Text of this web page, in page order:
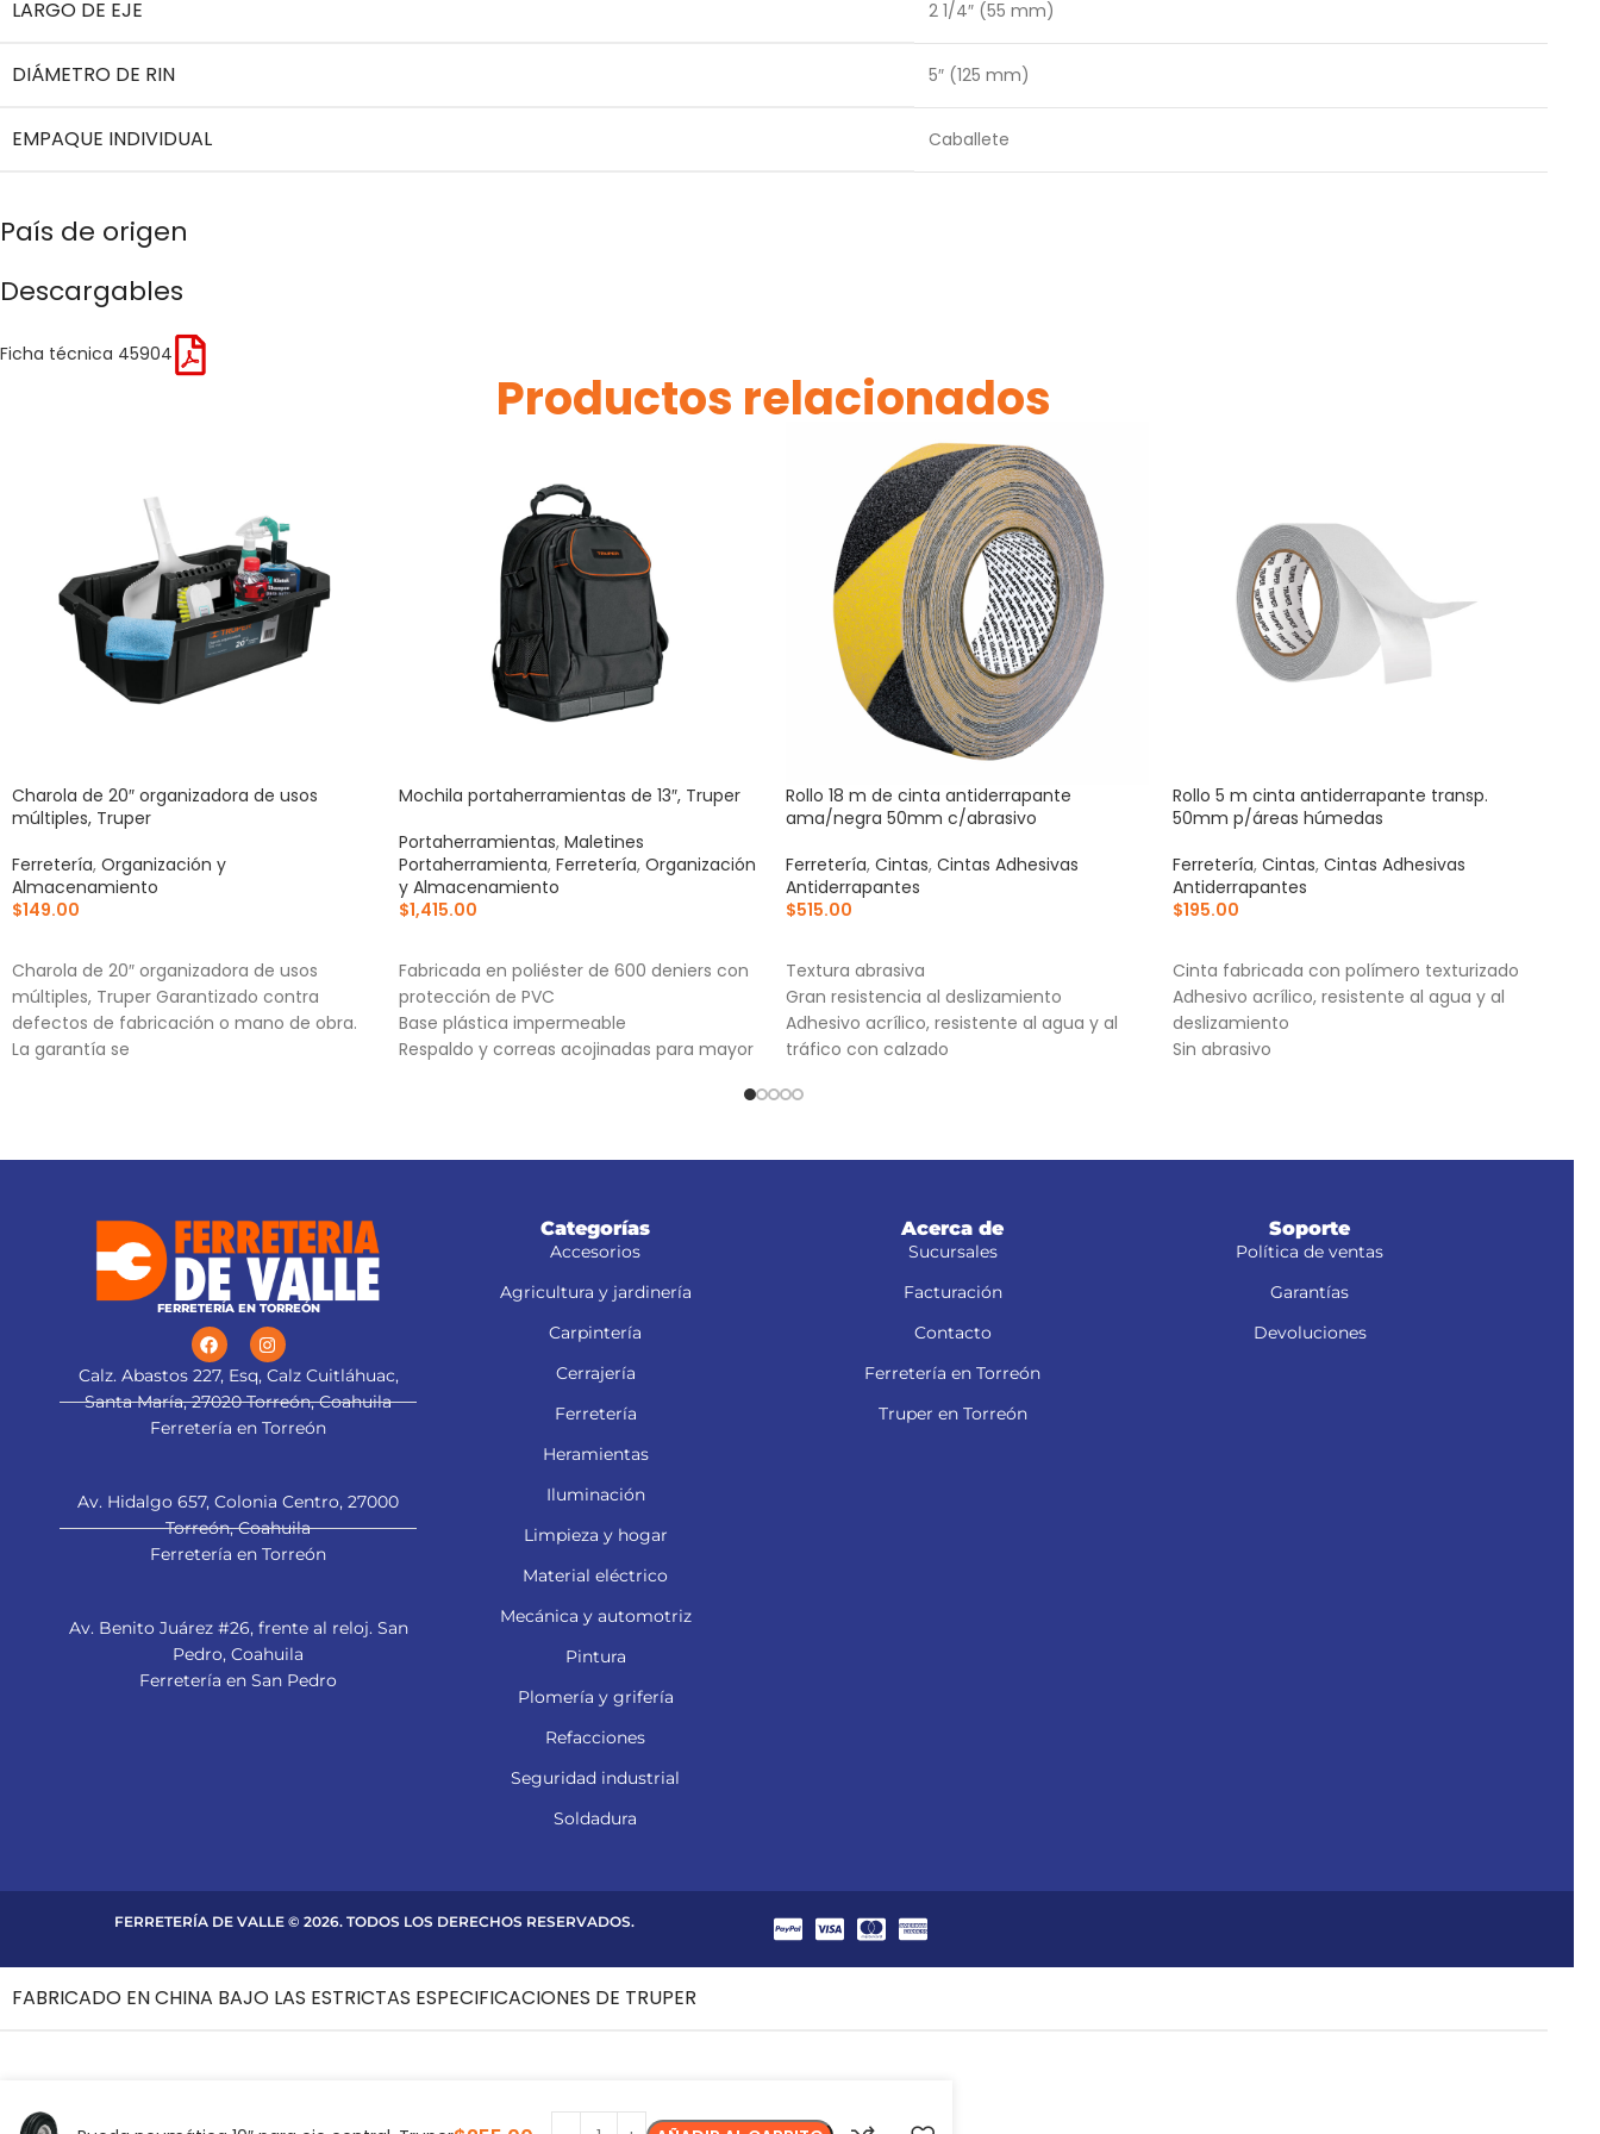
LARGO DE EJE 2 1/4″ (55 mm)
DIÁMETRO DE RIN 5″ (125 mm)
EMPAQUE INDIVIDUAL Caballete
País de origen
Descargables
Ficha técnica 45904
Productos relacionados
Charola de 20″ organizadora de usos
múltiples, Truper
Ferretería, Organización y
Almacenamiento
$149.00
Charola de 20″ organizadora de usos
múltiples, Truper Garantizado contra
defectos de fabricación o mano de obra.
La garantía se
Mochila portaherramientas de 13″, Truper
Portaherramientas, Maletines
Portaherramienta, Ferretería, Organización
y Almacenamiento
$1,415.00
Fabricada en poliéster de 600 deniers con
protección de PVC
Base plástica impermeable
Respaldo y correas acojinadas para mayor
Rollo 18 m de cinta antiderrapante
ama/negra 50mm c/abrasivo
Ferretería, Cintas, Cintas Adhesivas
Antiderrapantes
$515.00
Textura abrasiva
Gran resistencia al deslizamiento
Adhesivo acrílico, resistente al agua y al
tráfico con calzado
Rollo 5 m cinta antiderrapante transp.
50mm p/áreas húmedas
Ferretería, Cintas, Cintas Adhesivas
Antiderrapantes
$195.00
Cinta fabricada con polímero texturizado
Adhesivo acrílico, resistente al agua y al
deslizamiento
Sin abrasivo
FERRETERÍA EN TORREÓN
Calz. Abastos 227, Esq, Calz Cuitláhuac,
Santa María, 27020 Torreón, Coahuila
Ferretería en Torreón
Av. Hidalgo 657, Colonia Centro, 27000
Torreón, Coahuila
Ferretería en Torreón
Av. Benito Juárez #26, frente al reloj. San
Pedro, Coahuila
Ferretería en San Pedro
Categorías
Accesorios
Agricultura y jardinería
Carpintería
Cerrajería
Ferretería
Heramientas
Iluminación
Limpieza y hogar
Material eléctrico
Mecánica y automotriz
Pintura
Plomería y grifería
Refacciones
Seguridad industrial
Soldadura
Acerca de
Sucursales
Facturación
Contacto
Ferretería en Torreón
Truper en Torreón
Soporte
Política de ventas
Garantías
Devoluciones
FERRETERÍA DE VALLE © 2026. TODOS LOS DERECHOS RESERVADOS.
FABRICADO EN CHINA BAJO LAS ESTRICTAS ESPECIFICACIONES DE TRUPER